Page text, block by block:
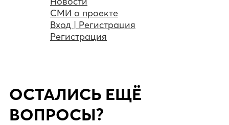
СМИ о проекте
Вход | Регистрация
Регистрация
ОСТАЛИСЬ ЕЩЁ
ВОПРОСЫ?